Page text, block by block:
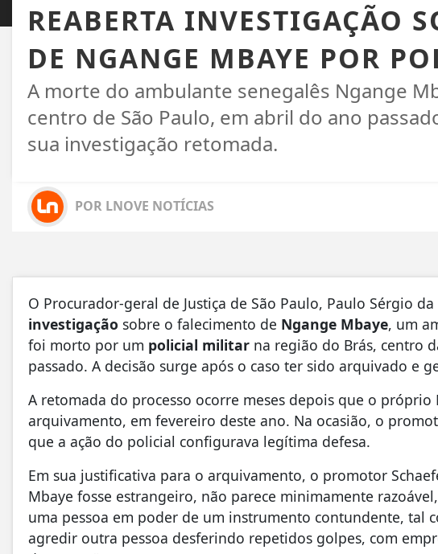
REABERTA INVESTIGAÇÃO
DE NGANGE MBAYE POR
A morte do ambulante senegalês Ngange
centro de São Paulo, em abril do ano
sua investigação retomada.
POR LNOVE NOTÍCIAS
O Procurador-geral de Justiça de São Paulo, Paulo Sérgio
investigação sobre o falecimento de Ngange Mbaye, um
foi morto por um policial militar na região do Brás, centro
passado. A decisão surge após o caso ter sido arquivado e
A retomada do processo ocorre meses depois que o
arquivamento, em fevereiro deste ano. Na ocasião, o
que a ação do policial configurava legítima defesa.
Em sua justificativa para o arquivamento, o promotor
Mbaye fosse estrangeiro, não parece minimamente
uma pessoa em poder de um instrumento contundente, tal
agredir outra pessoa desferindo repetidos golpes, com